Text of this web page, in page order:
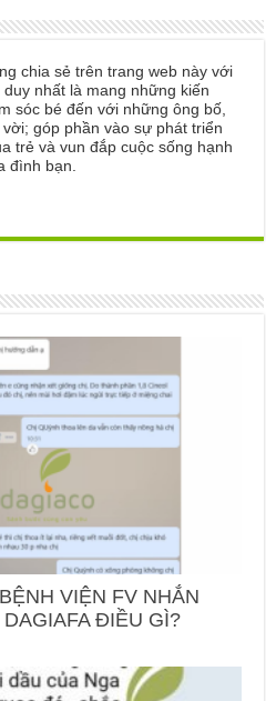
chia sẻ trên trang web này với
duy nhất là mang những kiến
sóc bé đến với những ông bố,
góp phần vào sự phát triển
trẻ và vun đắp cuộc sống hạnh
đình bạn.
VIỆN FV NHẮN
ĐIỀU GÌ?